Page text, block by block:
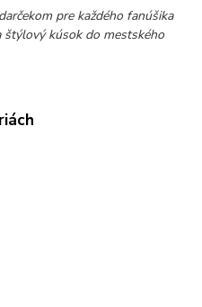
pre každého fanúšika
kúsok do mestského